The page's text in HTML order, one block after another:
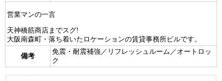
営業マンの一言
天神橋筋商店までスグ!
大阪南森町・落ち着いたロケーションの賃貸事務所ビルです。
備考
免震・耐震補強／リフレッシュルーム／オートロッ
ク